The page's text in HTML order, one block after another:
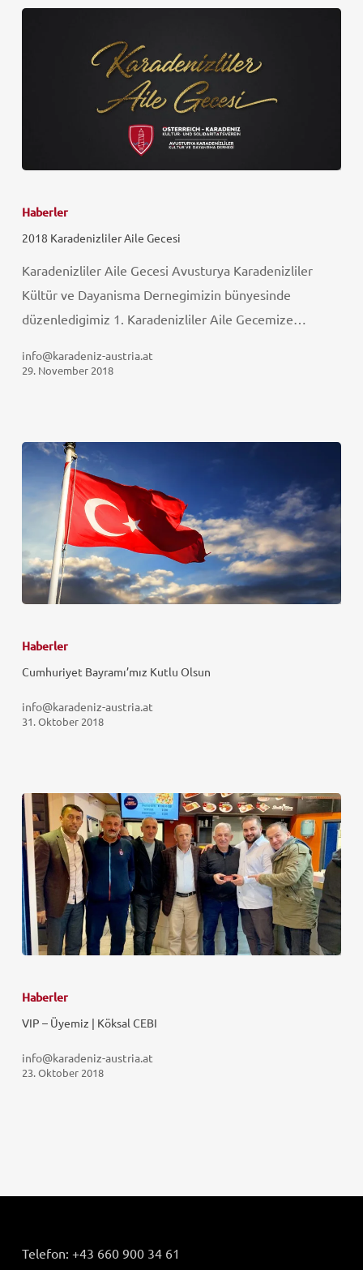
Haberler
2018 Karadenizliler Aile Gecesi
Karadenizliler Aile Gecesi Avusturya Karadenizliler
Kültür ve Dayanisma Dernegimizin bünyesinde
düzenledigimiz 1. Karadenizliler Aile Gecemize…
info@karadeniz-austria.at
29. November 2018
Haberler
Cumhuriyet Bayramı’mız Kutlu Olsun
info@karadeniz-austria.at
31. Oktober 2018
Haberler
VIP – Üyemiz | Köksal CEBI
info@karadeniz-austria.at
23. Oktober 2018
Telefon: +43 660 900 34 61